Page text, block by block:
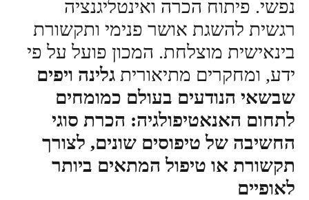
נפשי. פיתוח הכרה ואינטליגנציה
רגשית להשגת אושר פנימי ותקשורת
בינאישית מוצלחת. המכון פועל על פי
ידע, ומחקרים מתיאוריתגלינה ויפים
שבשאי הנודעים בעולם כמומחים
לתחום האנאטיפולגיה: הכרת סוגי
החשיבה של טיפוסים שונים, לצורך
תקשורת או טיפול המתאים ביותר
לאופיים